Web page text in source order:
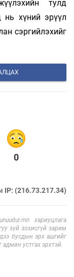
тулд
нь хүний эрүүл
сэргийлэхийг
0
IP: (216.73.217.34)
хариуцлага
зүй зохисгүй зарим
бусдын эрх ашгийг
админ устгах эрхтэй.